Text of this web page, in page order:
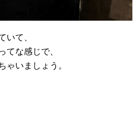
いて、
てな感じで、
ゃいましょう。